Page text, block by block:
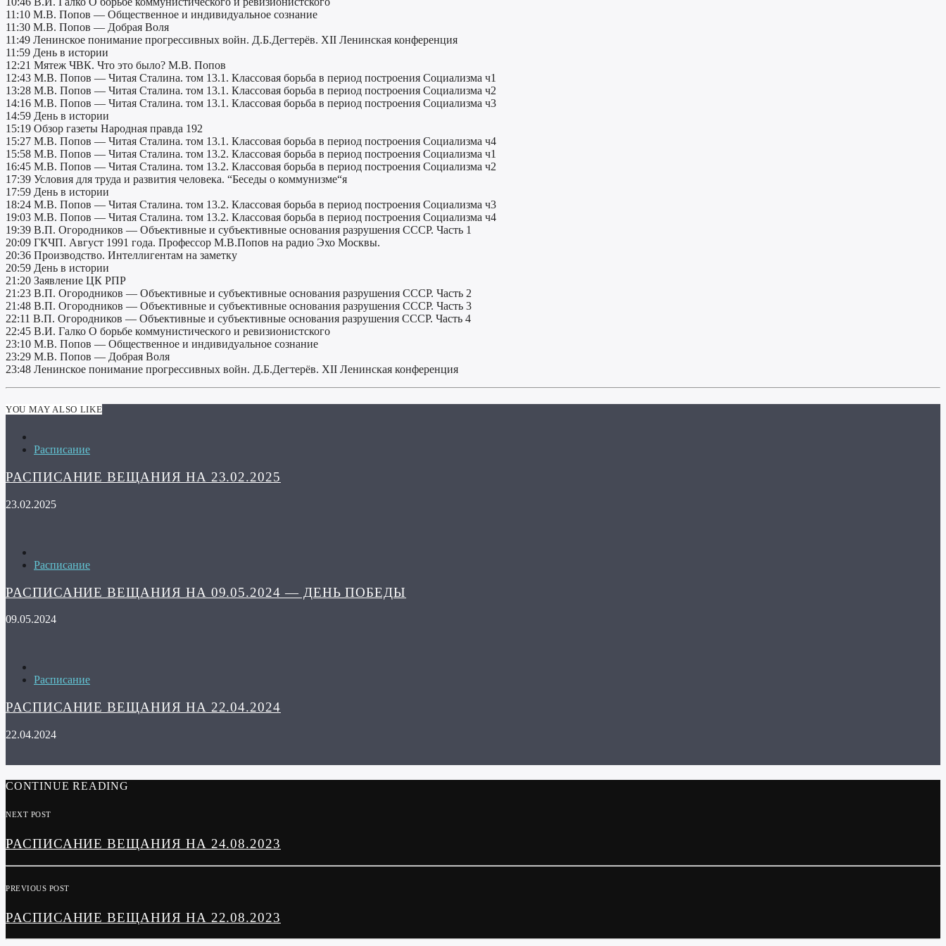
11:10 М.В. Попов — Общественное и индивидуальное сознание
11:30 М.В. Попов — Добрая Воля
11:49 Ленинское понимание прогрессивных войн. Д.Б.Дегтерёв. XII Ленинская конференция
11:59 День в истории
12:21 Мятеж ЧВК. Что это было? М.В. Попов
12:43 М.В. Попов — Читая Сталина. том 13.1. Классовая борьба в период построения Социализма ч1
13:28 М.В. Попов — Читая Сталина. том 13.1. Классовая борьба в период построения Социализма ч2
14:16 М.В. Попов — Читая Сталина. том 13.1. Классовая борьба в период построения Социализма ч3
14:59 День в истории
15:19 Обзор газеты Народная правда 192
15:27 М.В. Попов — Читая Сталина. том 13.1. Классовая борьба в период построения Социализма ч4
15:58 М.В. Попов — Читая Сталина. том 13.2. Классовая борьба в период построения Социализма ч1
16:45 М.В. Попов — Читая Сталина. том 13.2. Классовая борьба в период построения Социализма ч2
17:39 Условия для труда и развития человека. “Беседы о коммунизме“я
17:59 День в истории
18:24 М.В. Попов — Читая Сталина. том 13.2. Классовая борьба в период построения Социализма ч3
19:03 М.В. Попов — Читая Сталина. том 13.2. Классовая борьба в период построения Социализма ч4
19:39 В.П. Огородников — Объективные и субъективные основания разрушения СССР. Часть 1
20:09 ГКЧП. Август 1991 года. Профессор М.В.Попов на радио Эхо Москвы.
20:36 Производство. Интеллигентам на заметку
20:59 День в истории
21:20 Заявление ЦК РПР
21:23 В.П. Огородников — Объективные и субъективные основания разрушения СССР. Часть 2
21:48 В.П. Огородников — Объективные и субъективные основания разрушения СССР. Часть 3
22:11 В.П. Огородников — Объективные и субъективные основания разрушения СССР. Часть 4
22:45 В.И. Галко О борьбе коммунистического и ревизионистского
23:10 М.В. Попов — Общественное и индивидуальное сознание
23:29 М.В. Попов — Добрая Воля
23:48 Ленинское понимание прогрессивных войн. Д.Б.Дегтерёв. XII Ленинская конференция
YOU MAY ALSO LIKE
Расписание
РАСПИСАНИЕ ВЕЩАНИЯ НА 23.02.2025
23.02.2025
Расписание
РАСПИСАНИЕ ВЕЩАНИЯ НА 09.05.2024 — ДЕНЬ ПОБЕДЫ
09.05.2024
Расписание
РАСПИСАНИЕ ВЕЩАНИЯ НА 22.04.2024
22.04.2024
CONTINUE READING
NEXT POST
РАСПИСАНИЕ ВЕЩАНИЯ НА 24.08.2023
PREVIOUS POST
РАСПИСАНИЕ ВЕЩАНИЯ НА 22.08.2023